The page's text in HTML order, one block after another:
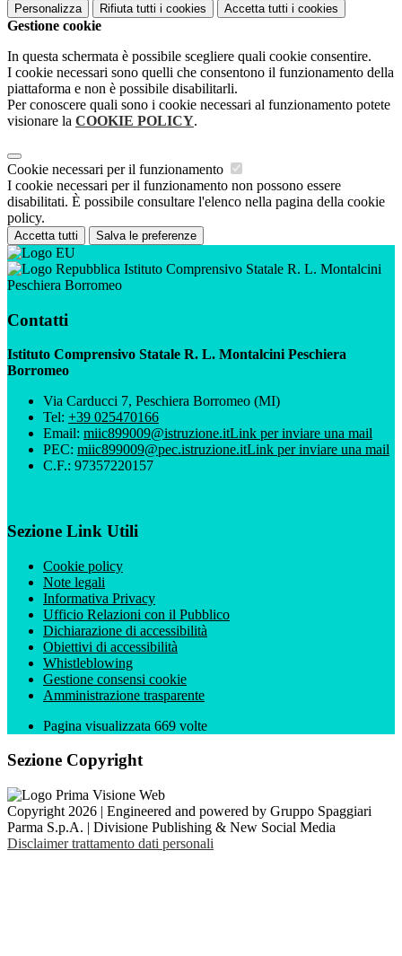
Personalizza Rifiuta tutti i cookies Accetta tutti i cookies
Gestione cookie
In questa schermata è possibile scegliere quali cookie consentire.
I cookie necessari sono quelli che consentono il funzionamento della
piattaforma e non è possibile disabilitarli.
Per conoscere quali sono i cookie necessari al funzionamento potete
visionare la COOKIE POLICY.
Cookie necessari per il funzionamento
I cookie necessari per il funzionamento non possono essere
disabilitati. È possibile consultare l'elenco nella pagina della cookie
policy.
Accetta tutti Salva le preferenze
Istituto Comprensivo Statale R. L. Montalcini
Peschiera Borromeo
Contatti
Istituto Comprensivo Statale R. L. Montalcini Peschiera
Borromeo
Via Carducci 7, Peschiera Borromeo (MI)
Tel: +39 025470166
Email: miic899009@istruzione.itLink per inviare una mail
PEC: miic899009@pec.istruzione.itLink per inviare una mail
C.F.: 97357220157
Sezione Link Utili
Cookie policy
Note legali
Informativa Privacy
Ufficio Relazioni con il Pubblico
Dichiarazione di accessibilità
Obiettivi di accessibilità
Whistleblowing
Gestione consensi cookie
Amministrazione trasparente
Pagina visualizzata 669 volte
Sezione Copyright
Copyright 2026 | Engineered and powered by Gruppo Spaggiari
Parma S.p.A. | Divisione Publishing & New Social Media
Disclaimer trattamento dati personali